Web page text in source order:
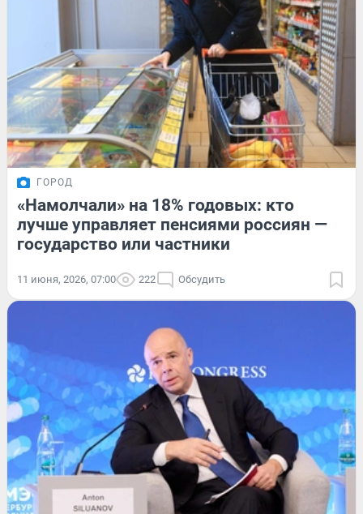
ГОРОД
«Намолчали» на 18% годовых: кто
лучше управляет пенсиями россиян —
государство или частники
11 июня, 2026, 07:00 222 Обсудить